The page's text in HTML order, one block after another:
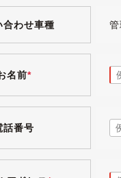
すが、内外装ともに大変
で、前期型から前後バ
ンナップされますが、
の「プレミアムホワイ
くつか飛び石傷、リア
合わせ車種
名前*
話番号